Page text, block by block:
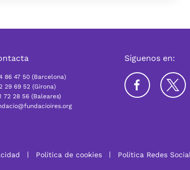
86 47 50 (Barcelona)
29 69 52 (Girona)
72 28 56 (Baleares)
Síguenos en:
Política de cookies Política Redes